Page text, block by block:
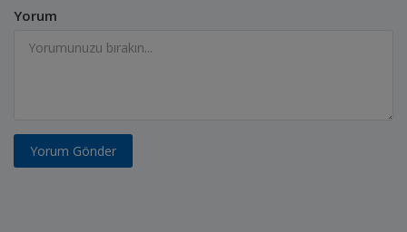
Yorum
Yorum Gönder